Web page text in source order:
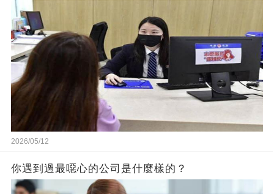
2026/05/12
你遇到過最噁心的公司是什麼樣的？